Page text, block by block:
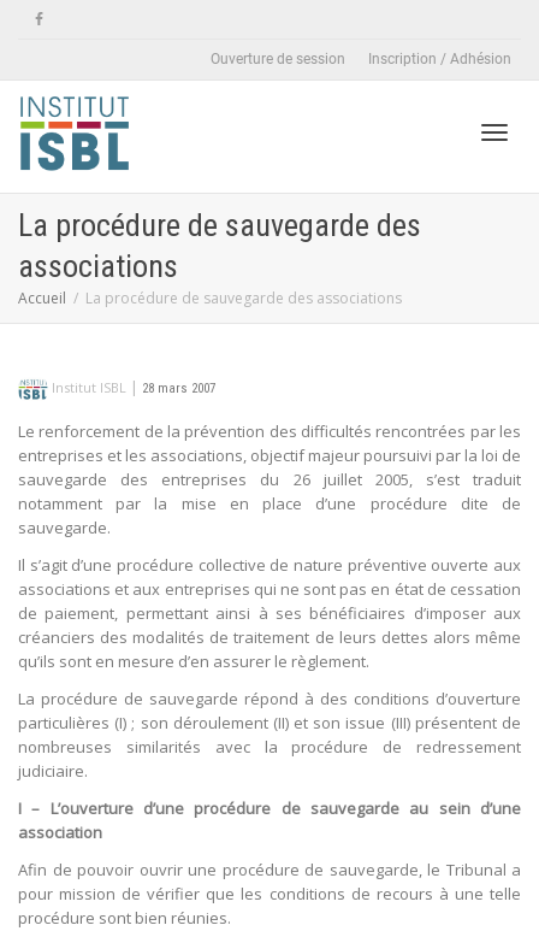
Ouverture de session Inscription / Adhésion
La procédure de sauvegarde des
associations
Accueil La procédure de sauvegarde des associations
Institut ISBL | 28 mars 2007
Le renforcement de la prévention des difficultés rencontrées par les
entreprises et les associations, objectif majeur poursuivi par la loi de
sauvegarde des entreprises du 26 juillet 2005, s’est traduit
notamment par la mise en place d’une procédure dite de
sauvegarde.
Il s’agit d’une procédure collective de nature préventive ouverte aux
associations et aux entreprises qui ne sont pas en état de cessation
de paiement, permettant ainsi à ses bénéficiaires d’imposer aux
créanciers des modalités de traitement de leurs dettes alors même
qu’ils sont en mesure d’en assurer le règlement.
La procédure de sauvegarde répond à des conditions d’ouverture
particulières (I) ; son déroulement (II) et son issue (III) présentent de
nombreuses similarités avec la procédure de redressement
judiciaire.
I – L’ouverture d’une procédure de sauvegarde au sein d’une
association
Afin de pouvoir ouvrir une procédure de sauvegarde, le Tribunal a
pour mission de vérifier que les conditions de recours à une telle
procédure sont bien réunies.